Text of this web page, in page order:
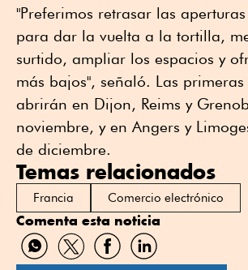
"Preferimos retrasar las
para dar la vuelta a la tortilla,
surtido, ampliar los espacios y
más bajos", señaló. Las primeras
abrirán en Dijon, Reims y
noviembre, y en Angers y
de diciembre.
Temas relacionados
Francia Comercio electrónico
Comenta esta noticia
CompartirCompartirCompartirCompartir